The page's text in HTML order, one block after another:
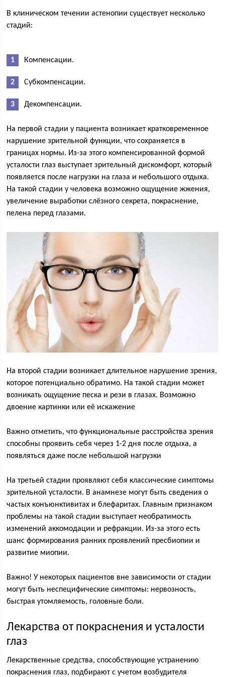
В клиническом течении астенопии существует несколько
стадий:
Компенсации.
Субкомпенсации.
Декомпенсации.
На первой стадии у пациента возникает кратковременное
нарушение зрительной функции, что сохраняется в
границах нормы. Из-за этого компенсированной формой
усталости глаз выступает зрительный дискомфорт, который
появляется после нагрузки на глаза и небольшого отдыха.
На такой стадии у человека возможно ощущение жжения,
увеличение выработки слёзного секрета, покраснение,
пелена перед глазами.
На второй стадии возникает длительное нарушение зрения,
которое потенциально обратимо. На такой стадии может
возникать ощущение песка и рези в глазах. Возможно
двоение картинки или её искажение
Важно отметить, что функциональные расстройства зрения
способны проявить себя через 1-2 дня после отдыха, а
появляться даже после небольшой нагрузки
На третьей стадии проявляют себя классические симптомы
зрительной усталости. В анамнезе могут быть сведения о
частых конъюнктивитах и блефаритах. Главным признаком
проблемы на такой стадии выступает необратимость
изменений аккомодации и рефракции. Из-за этого есть
шанс формирования ранних проявлений пресбиопии и
развитие миопии.
Важно! У некоторых пациентов вне зависимости от стадии
могут быть неспецифические симптомы: нервозность,
быстрая утомляемость, головные боли.
Лекарства от покраснения и усталости
глаз
Лекарственные средства, способствующие устранению
покраснения глаз, подбирают с учетом возбудителя